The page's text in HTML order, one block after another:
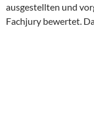
ausgestellten und
Fachjury bewertet.